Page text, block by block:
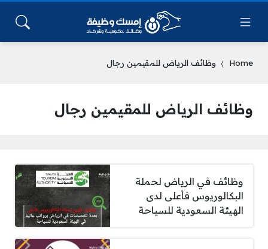
Home وظائف الرياض للمقيمين رجال
وظائف الرياض للمقيمين رجال
وظائف في الرياض لحملة
البكالوريوس فأعلى لدى
الهيئة السعودية للسياحة